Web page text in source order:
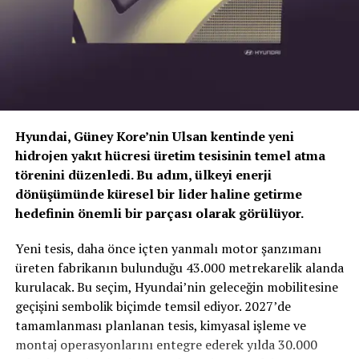
Sport ile Yere Basıyor
Türkiye’nin otomobiliTOGG T10Xgibi yüksek tork
değerlerine sahip elektrikli araçlarda, lastiğin zemine
tutunma kabiliyeti çok daha kritiktir.E-carturkiyeekibi
olarak bizzat deneyimlediğimizPetlas Snowmaster 2
Hyundai, Güney Kore’nin Ulsan kentinde yeni
hidrojen yakıt hücresi üretim tesisinin temel atma
törenini düzenledi. Bu adım, ülkeyi enerji
dönüşümünde küresel bir lider haline getirme
hedefinin önemli bir parçası olarak görülüyor.
Yeni tesis, daha önce içten yanmalı motor şanzımanı
üreten fabrikanın bulunduğu 43.000 metrekarelik alanda
kurulacak. Bu seçim, Hyundai’nin geleceğin mobilitesine
geçişini sembolik biçimde temsil ediyor. 2027’de
tamamlanması planlanan tesis, kimyasal işleme ve
montaj operasyonlarını entegre ederek yılda 30.000